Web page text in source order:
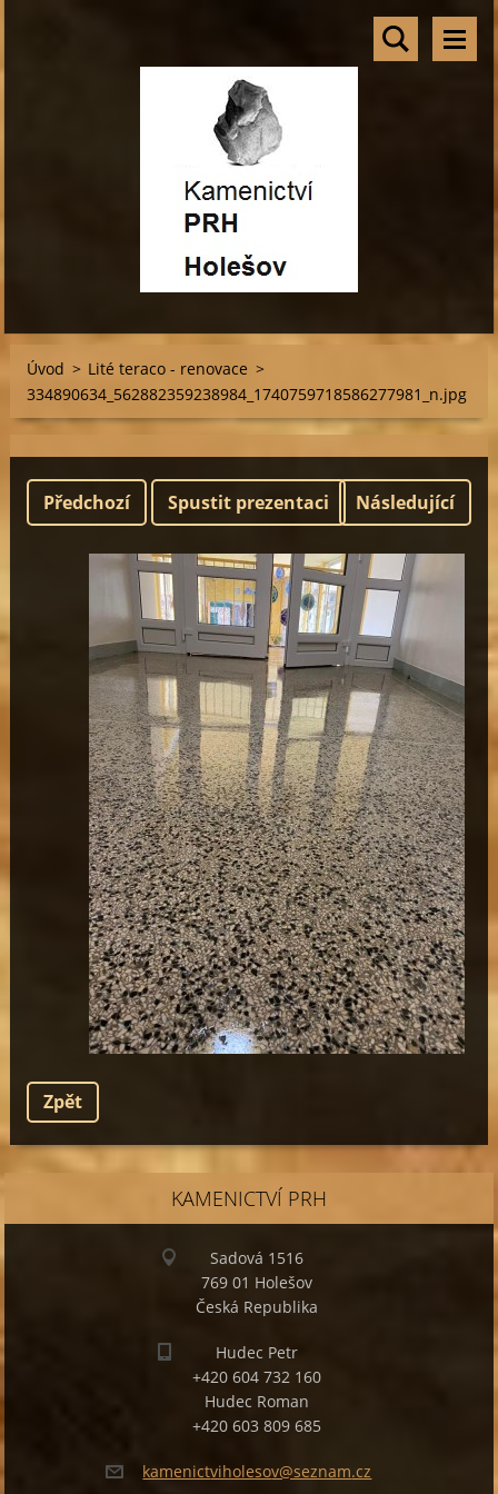
Úvod > Lité teraco - renovace >
334890634_562882359238984_1740759718586277981_n.jpg
Předchozí Spustit prezentaci Následující
Zpět
KAMENICTVÍ PRH
Sadová 1516
769 01 Holešov
Česká Republika
Hudec Petr
+420 604 732 160
Hudec Roman
+420 603 809 685
kamenictviholesov@seznam.cz